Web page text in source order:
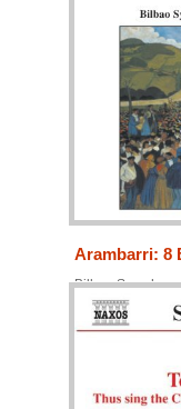
Arambarri: 8
Bilbao